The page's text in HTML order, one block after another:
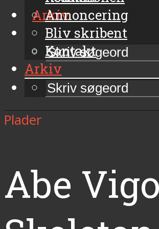
Arkiv
Annoncering
Bliv skribent
Kontakt
Arkiv
Plader
Abe